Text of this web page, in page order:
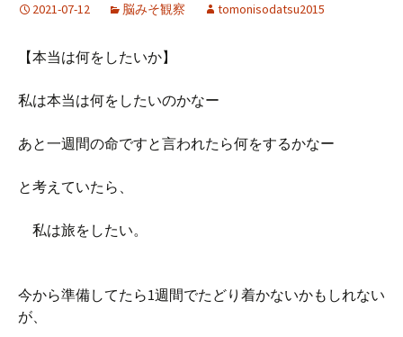
キ
プ
2021-07-12 脳みそ観察 tomonisodatsu2015
【本当は何をしたいか】
私は本当は何をしたいのかなー
あと一週間の命ですと言われたら何をするかなー
と考えていたら、
私は旅をしたい。
今から準備してたら1週間でたどり着かないかもしれない
が、